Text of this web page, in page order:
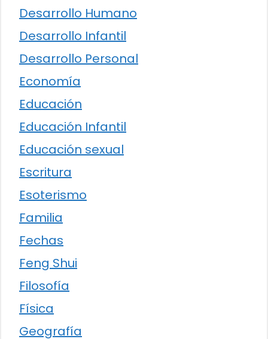
Desarrollo Humano
Desarrollo Infantil
Desarrollo Personal
Economía
Educación
Educación Infantil
Educación sexual
Escritura
Esoterismo
Familia
Fechas
Feng Shui
Filosofía
Física
Geografía